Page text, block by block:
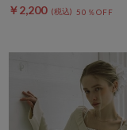
￥2,200 50％OFF